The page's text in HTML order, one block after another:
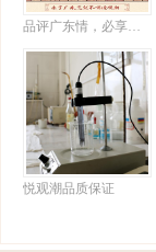
品评广东情，必享悦观潮
悦观潮品质保证